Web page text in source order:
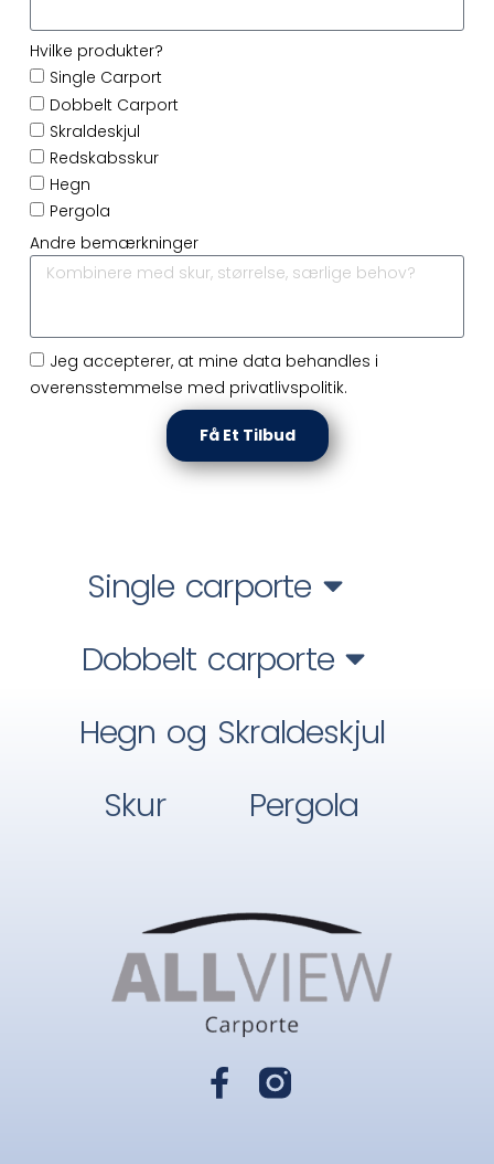
Hvilke produkter?
Single Carport
Dobbelt Carport
Skraldeskjul
Redskabsskur
Hegn
Pergola
Andre bemærkninger
Jeg accepterer, at mine data behandles i
overensstemmelse med privatlivspolitik.
Få Et Tilbud
Single carporte
Dobbelt carporte
Hegn og Skraldeskjul
Skur
Pergola